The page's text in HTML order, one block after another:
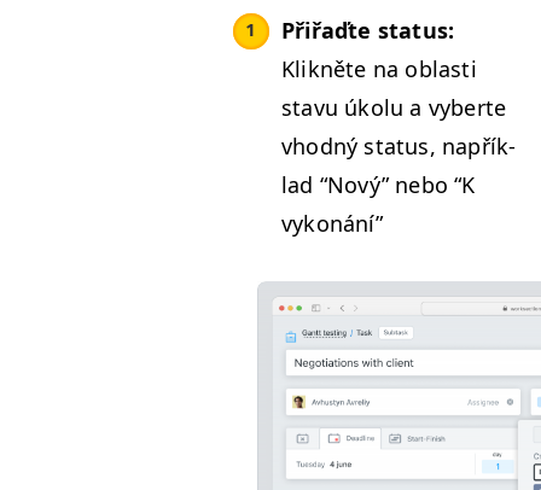
Přiřaďte sta­tus:
Klikněte na oblasti
stavu úkolu a vyberte
vhod­ný sta­tus, napřík­
lad “Nový” nebo“K
vykonání”